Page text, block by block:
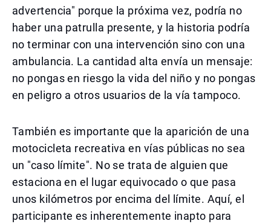
advertencia" porque la próxima vez, podría no
haber una patrulla presente, y la historia podría
no terminar con una intervención sino con una
ambulancia. La cantidad alta envía un mensaje:
no pongas en riesgo la vida del niño y no pongas
en peligro a otros usuarios de la vía tampoco.
También es importante que la aparición de una
motocicleta recreativa en vías públicas no sea
un "caso límite". No se trata de alguien que
estaciona en el lugar equivocado o que pasa
unos kilómetros por encima del límite. Aquí, el
participante es inherentemente inapto para